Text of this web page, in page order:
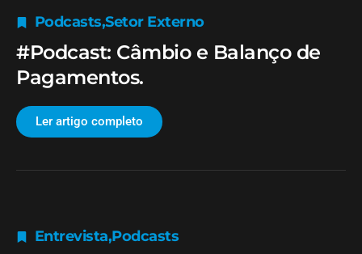
Podcasts,Setor Externo
#Podcast: Câmbio e Balanço de
Pagamentos.
Ler artigo completo
Entrevista,Podcasts